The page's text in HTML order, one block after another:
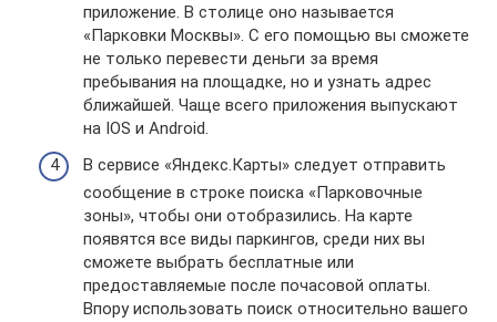
приложение. В столице оно называется
«Парковки Москвы». С его помощью вы сможете
не только перевести деньги за время
пребывания на площадке, но и узнать адрес
ближайшей. Чаще всего приложения выпускают
на IOS и Android.
В сервисе «Яндекс.Карты» следует отправить
сообщение в строке поиска «Парковочные
зоны», чтобы они отобразились. На карте
появятся все виды паркингов, среди них вы
сможете выбрать бесплатные или
предоставляемые после почасовой оплаты.
Впору использовать поиск относительно вашего